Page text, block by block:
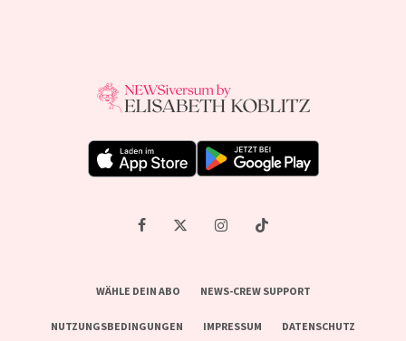
WÄHLE DEIN ABO NEWS-CREW SUPPORT
NUTZUNGSBEDINGUNGEN IMPRESSUM DATENSCHUTZ